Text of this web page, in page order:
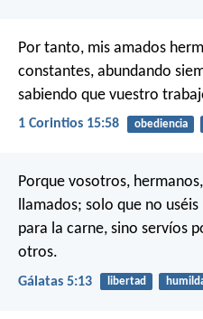
Por tanto, mis amados
constantes, abundando
sabiendo que vuestro
1 Corintios 15:58 obediencia
Porque vosotros,
llamados; solo que no
para la carne, sino servíos
otros.
Gálatas 5:13 libertad